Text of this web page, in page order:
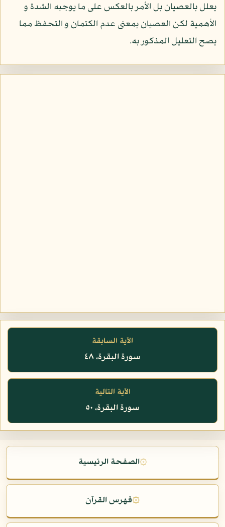
يعلل بالعصيان بل الأمر بالعكس على ما يوجبه الشدة و
الأهمية لكن العصيان بمعنى عدم الكتمان و التحفظ مما
يصح التعليل المذكور به.
الآية السابقة
سورة البقرة، ٤٨
الآية التالية
سورة البقرة، ٥٠
۞الصفحة الرئيسية
۞فهرس القرآن